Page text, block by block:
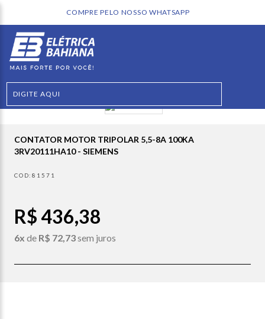
CONTATOR MOTOR TRIPOLAR 5,5-8A 100KA
3RV20111HA10 - SIEMENS
81571
R$ 436,38
6x de R$ 72,73sem juros